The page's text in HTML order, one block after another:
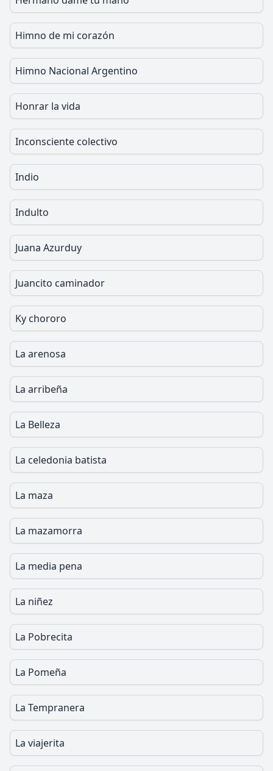
Himno de mi corazón
Himno Nacional Argentino
Honrar la vida
Inconsciente colectivo
Indio
Indulto
Juana Azurduy
Juancito caminador
Ky chororo
La arenosa
La arribeña
La Belleza
La celedonia batista
La maza
La mazamorra
La media pena
La niñez
La Pobrecita
La Pomeña
La Tempranera
La viajerita